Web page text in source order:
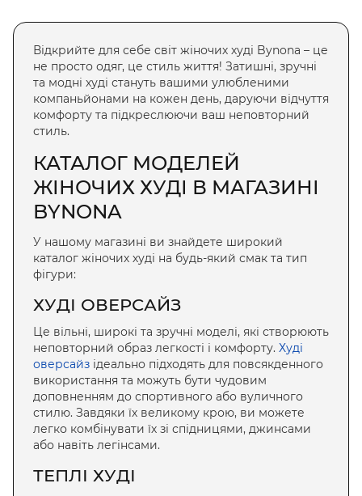
Відкрийте для себе світ жіночих худі Bynona – це
не просто одяг, це стиль життя! Затишні, зручні
та модні худі стануть вашими улюбленими
компаньйонами на кожен день, даруючи відчуття
комфорту та підкреслюючи ваш неповторний
стиль.
КАТАЛОГ МОДЕЛЕЙ
ЖІНОЧИХ ХУДІ В МАГАЗИНІ
BYNONA
У нашому магазині ви знайдете широкий
каталог жіночих худі на будь-який смак та тип
фігури:
ХУДІ ОВЕРСАЙЗ
Це вільні, широкі та зручні моделі, які створюють
неповторний образ легкості і комфорту. Худі
оверсайз ідеально підходять для повсякденного
використання та можуть бути чудовим
доповненням до спортивного або вуличного
стилю. Завдяки їх великому крою, ви можете
легко комбінувати їх зі спідницями, джинсами
або навіть легінсами.
ТЕПЛІ ХУДІ